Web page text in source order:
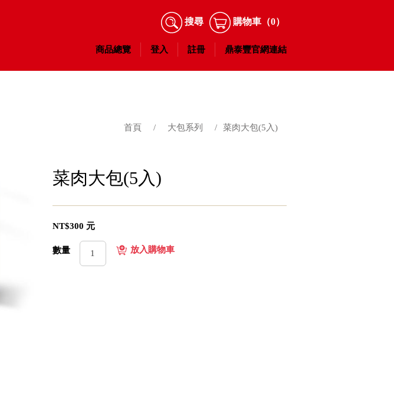
搜尋 購物車 （0）
商品總覽 登入 註冊 鼎泰豐官網連結
首頁 / 大包系列 /
菜肉大包(5入)
菜肉大包(5入)
NT$300 元
數量